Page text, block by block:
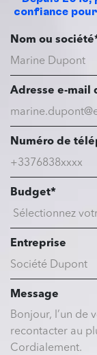
confiance
Nom ou
Adresse e-mail
Numéro de
Budget*
Entreprise
Message